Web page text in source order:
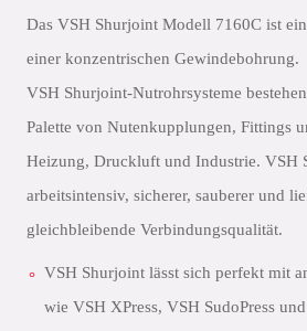
Das VSH Shurjoint Modell 7160C ist
einer konzentrischen Gewindebohrung.
VSH Shurjoint-Nutrohrsysteme
Palette von Nutenkupplungen, Fittings
Heizung, Druckluft und Industrie. VSH
arbeitsintensiv, sicherer, sauberer und
gleichbleibende Verbindungsqualität.
VSH Shurjoint lässt sich perfekt mit
wie VSH XPress, VSH SudoPress